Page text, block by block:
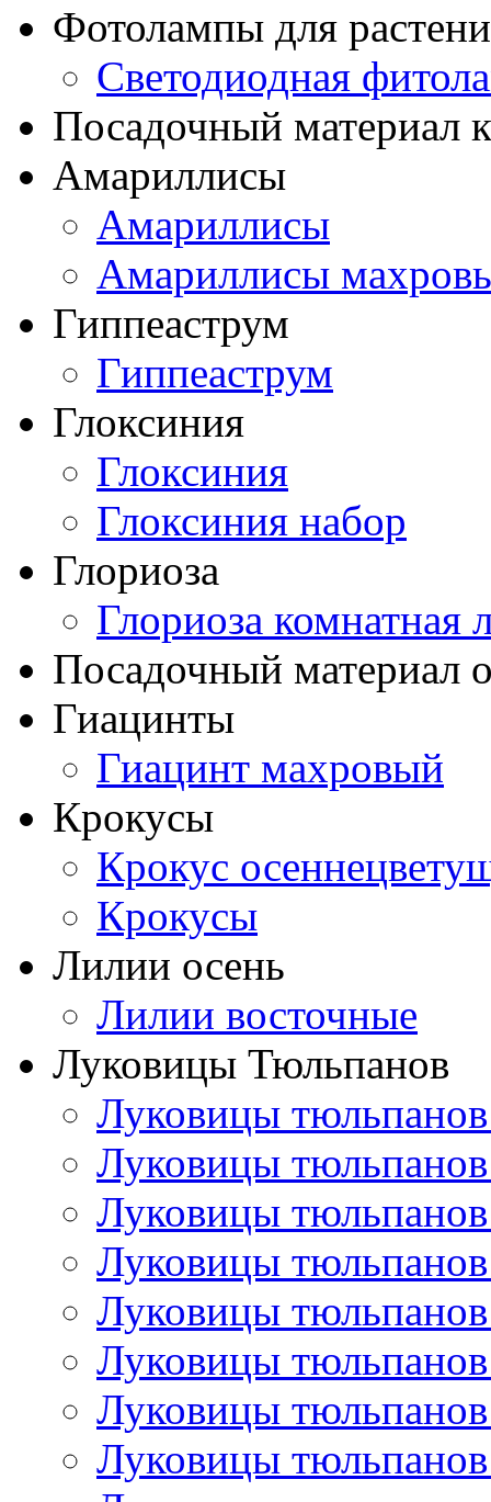
Фотолампы для
Светодиодная
Посадочный материал
Амариллисы
Амариллисы
Амариллисы
Гиппеаструм
Гиппеаструм
Глоксиния
Глоксиния
Глоксиния набор
Глориоза
Глориоза комнатная
Посадочный материал
Гиацинты
Гиацинт махровый
Крокусы
Крокус
Крокусы
Лилии осень
Лилии восточные
Луковицы Тюльпанов
Луковицы
Луковицы
Луковицы
Луковицы
Луковицы
Луковицы
Луковицы
Луковицы